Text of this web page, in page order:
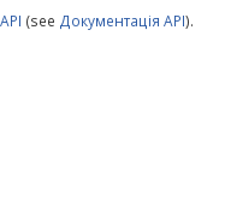
API (see Документація API).